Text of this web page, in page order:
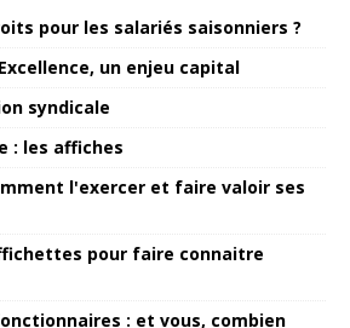
pour les salariés saisonniers ?
un enjeu capital
syndicale
: les affiches
l'exercer et faire valoir ses
pour faire connaitre
: et vous, combien